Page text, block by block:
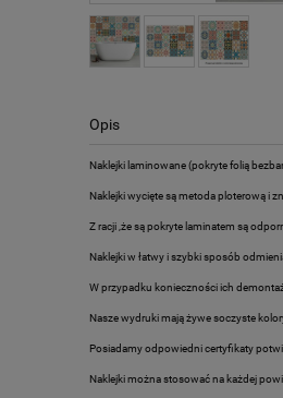
Opis
Naklejki laminowane (pokryte folią
Naklejki wycięte są metoda ploterową i
Z racji ,że są pokryte laminatem są
Naklejki w łatwy i szybki sposób
W przypadku konieczności ich
Nasze wydruki mają żywe soczyste
Posiadamy odpowiedni certyfikaty
Naklejki można stosować na każdej